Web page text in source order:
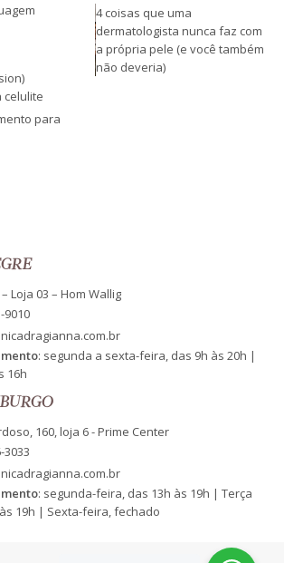
celulite
para
4 coisas que uma
dermatologista nunca faz com
a própria pele (e você também
não deveria)
Loja 03 – Hom Wallig
9010
: segunda a sexta-feira, das 9h às 20h |
16h
160, loja 6 - Prime Center
3033
: segunda-feira, das 13h às 19h | Terça
19h | Sexta-feira, fechado